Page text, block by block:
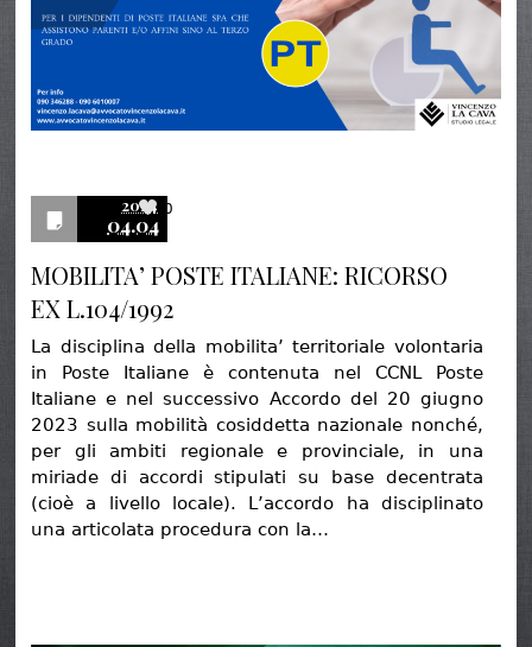
2024
04.04
0
MOBILITA’ POSTE ITALIANE: RICORSO
EX L.104/1992
La disciplina della mobilita’ territoriale volontaria
in Poste Italiane è contenuta nel CCNL Poste
Italiane e nel successivo Accordo del 20 giugno
2023 sulla mobilità cosiddetta nazionale nonché,
per gli ambiti regionale e provinciale, in una
miriade di accordi stipulati su base decentrata
(cioè a livello locale). L’accordo ha disciplinato
una articolata procedura con la…